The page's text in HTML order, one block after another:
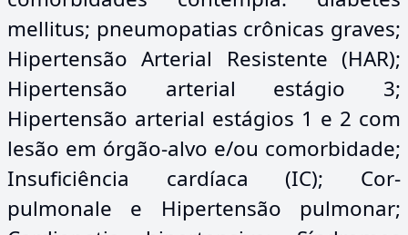
mellitus; pneumopatias crônicas graves;
Hipertensão Arterial Resistente (HAR);
Hipertensão arterial estágio 3;
Hipertensão arterial estágios 1 e 2 com
lesão em órgão-alvo e/ou comorbidade;
Insuficiência cardíaca (IC); Cor-
pulmonale e Hipertensão pulmonar;